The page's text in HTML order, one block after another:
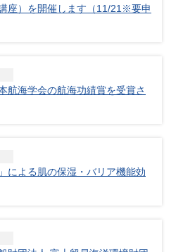
座）を開催します（11/21※要申
航海学会の航海功績賞を受賞さ
による肌の保湿・バリア機能効